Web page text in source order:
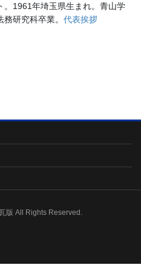
。1961年埼玉県生まれ。青山学
研究科卒業。 代表挨拶
版 All Rights Reserved.